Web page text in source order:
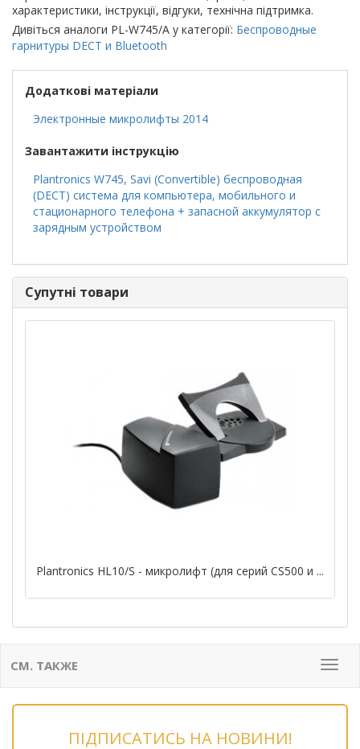
характеристики, інструкції, відгуки, технічна підтримка.
Дивіться аналоги PL-W745/A у категорії: Беспроводные
гарнитуры DECT и Bluetooth
Додаткові матеріали
Электронные микролифты 2014
Завантажити інструкцію
Plantronics W745, Savi (Convertible) беспроводная
(DECT) система для компьютера, мобильного и
стационарного телефона + запасной аккумулятор с
зарядным устройством
Супутні товари
Plantronics HL10/S - микролифт (для серий CS500 и ...
Меню
СМ. ТАКЖЕ
ПІДПИСАТИСЬ НА НОВИНИ!